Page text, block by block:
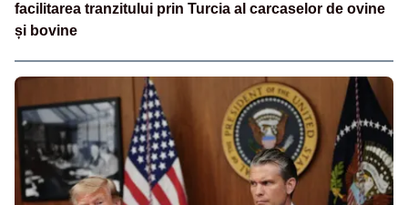
facilitarea tranzitului prin Turcia al carcaselor de ovine
și bovine